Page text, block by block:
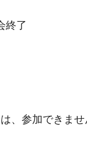
終了
、参加できませ